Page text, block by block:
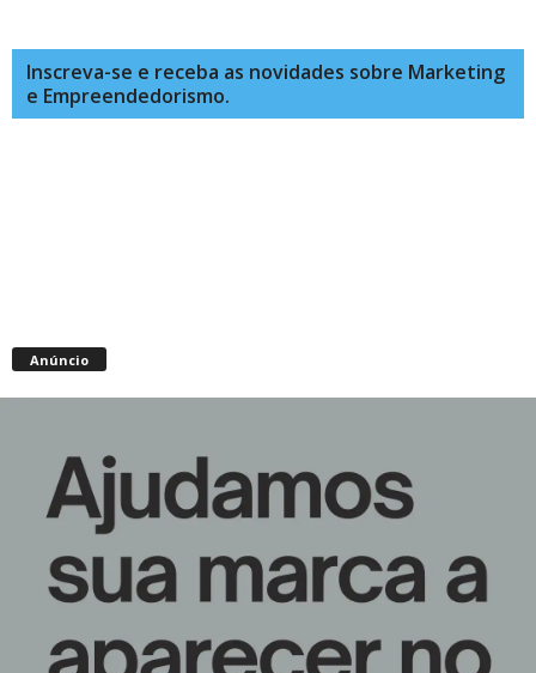
Inscreva-se e receba as novidades sobre Marketing
e Empreendedorismo.
Anúncio